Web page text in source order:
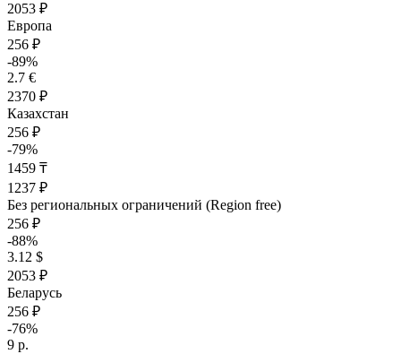
2053 ₽
Европа
256 ₽
-89%
2.7 €
2370 ₽
Казахстан
256 ₽
-79%
1459 ₸
1237 ₽
Без региональных ограничений (Region free)
256 ₽
-88%
3.12 $
2053 ₽
Беларусь
256 ₽
-76%
9 р.